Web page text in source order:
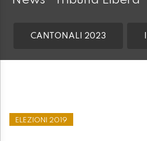
CANTONALI 2023
ELEZIONI 2019